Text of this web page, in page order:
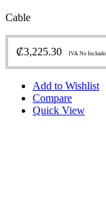
Cable
₡3,225.30 IVA No Incluido
Add to Wishlist
Compare
Quick View